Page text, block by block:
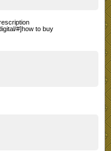
#]how to buy